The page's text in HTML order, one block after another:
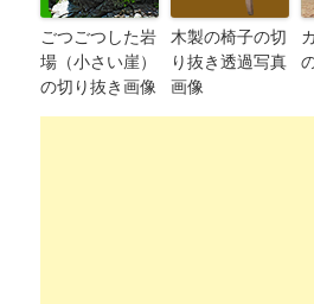
ごつごつした岩
場（小さい崖）
の切り抜き画像
木製の椅子の切
り抜き透過写真
画像